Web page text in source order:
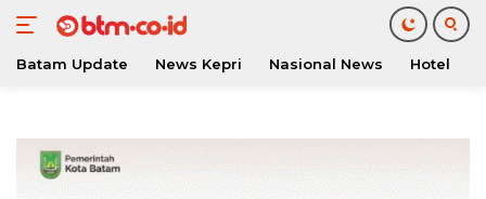
konten
Batam Update News Kepri Nasional News Hotel